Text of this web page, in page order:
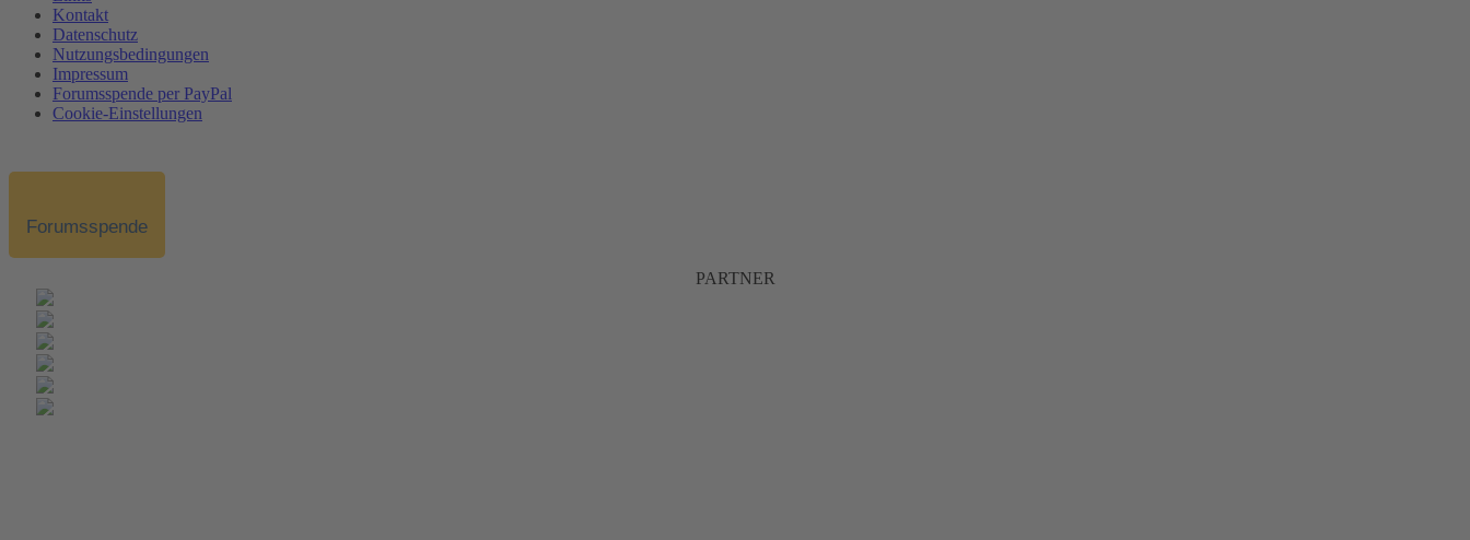
Kontakt
Datenschutz
Nutzungsbedingungen
Impressum
Forumsspende per PayPal
Cookie-Einstellungen
Forumsspende
PARTNER